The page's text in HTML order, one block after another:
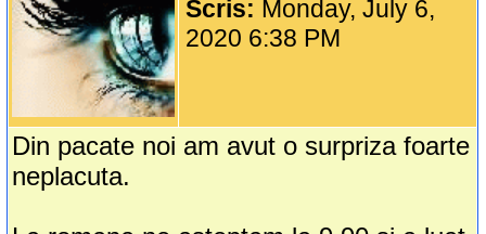
Scris: Monday, July 6,
2020 6:38 PM
Din pacate noi am avut o surpriza foarte
neplacuta.